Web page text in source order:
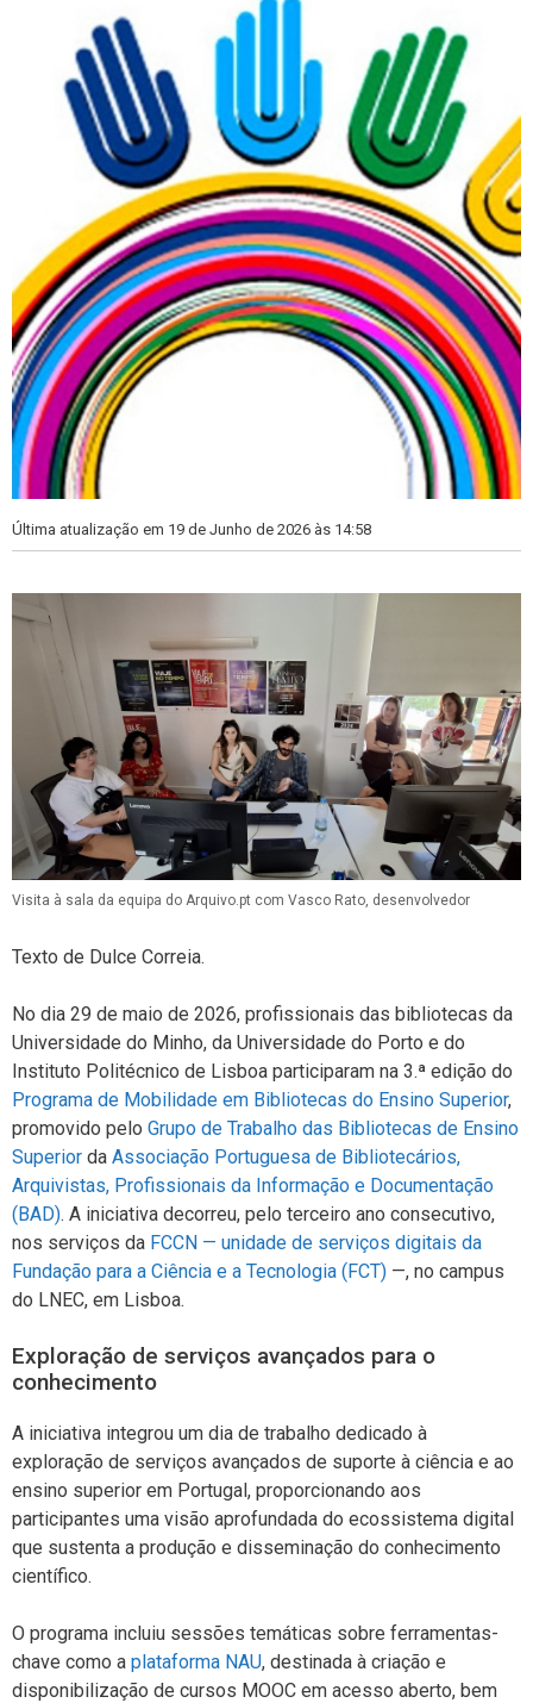
Última atualização em 19 de Junho de 2026 às 14:58
Visita à sala da equipa do Arquivo.pt com Vasco Rato, desenvolvedor
Texto de Dulce Correia.
No dia 29 de maio de 2026, profissionais das bibliotecas da
Universidade do Minho, da Universidade do Porto e do
Instituto Politécnico de Lisboa participaram na 3.ª edição do
Programa de Mobilidade em Bibliotecas do Ensino Superior,
promovido pelo Grupo de Trabalho das Bibliotecas de Ensino
Superior da Associação Portuguesa de Bibliotecários,
Arquivistas, Profissionais da Informação e Documentação
(BAD). A iniciativa decorreu, pelo terceiro ano consecutivo,
nos serviços da FCCN — unidade de serviços digitais da
Fundação para a Ciência e a Tecnologia (FCT) —, no campus
do LNEC, em Lisboa.
Exploração de serviços avançados para o
conhecimento
A iniciativa integrou um dia de trabalho dedicado à
exploração de serviços avançados de suporte à ciência e ao
ensino superior em Portugal, proporcionando aos
participantes uma visão aprofundada do ecossistema digital
que sustenta a produção e disseminação do conhecimento
científico.
O programa incluiu sessões temáticas sobre ferramentas-
chave como a plataforma NAU, destinada à criação e
disponibilização de cursos MOOC em acesso aberto, bem